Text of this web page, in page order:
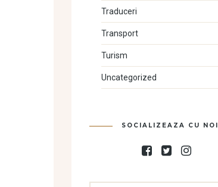
Traduceri
Transport
Turism
Uncategorized
SOCIALIZEAZA CU NOI